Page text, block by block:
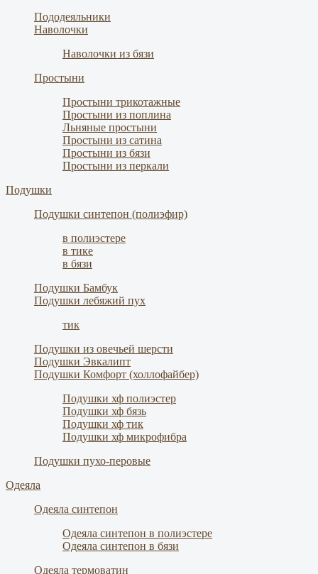
Пододеяльники
Наволочки
Наволочки из бязи
Простыни
Простыни трикотажные
Простыни из поплина
Льняные простыни
Простыни из сатина
Простыни из бязи
Простыни из перкали
Подушки
Подушки синтепон (полиэфир)
в полиэстере
в тике
в бязи
Подушки Бамбук
Подушки лебяжий пух
тик
Подушки из овечьей шерсти
Подушки Эвкалипт
Подушки Комфорт (холлофайбер)
Подушки хф полиэстер
Подушки хф бязь
Подушки хф тик
Подушки хф микрофибра
Подушки пухо-перовые
Одеяла
Одеяла синтепон
Одеяла синтепон в полиэстере
Одеяла синтепон в бязи
Одеяла термоватин